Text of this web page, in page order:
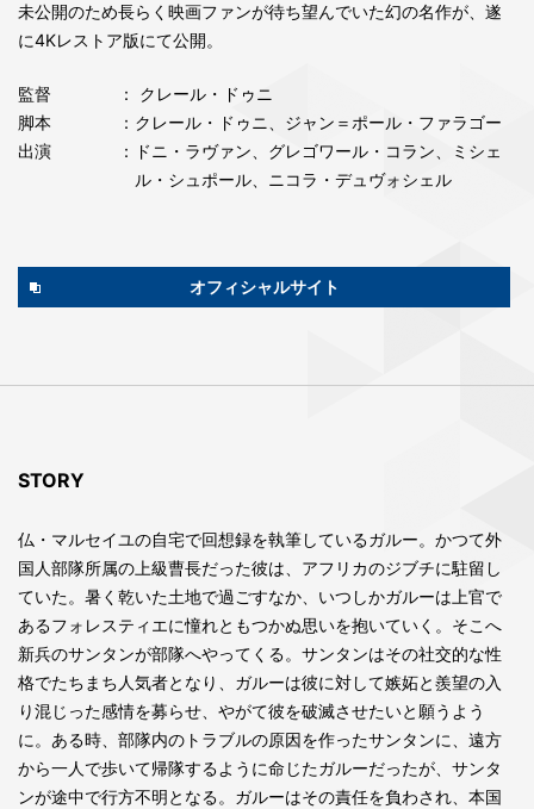
未公開のため長らく映画ファンが待ち望んでいた幻の名作が、遂
に4Kレストア版にて公開。
監督
： クレール・ドゥニ
脚本
：クレール・ドゥニ、ジャン＝ポール・ファラゴー
出演
：ドニ・ラヴァン、グレゴワール・コラン、ミシェ
ル・シュポール、ニコラ・デュヴォシェル
オフィシャルサイト
STORY
仏・マルセイユの自宅で回想録を執筆しているガルー。かつて外
国人部隊所属の上級曹長だった彼は、アフリカのジブチに駐留し
ていた。暑く乾いた土地で過ごすなか、いつしかガルーは上官で
あるフォレスティエに憧れともつかぬ思いを抱いていく。そこへ
新兵のサンタンが部隊へやってくる。サンタンはその社交的な性
格でたちまち人気者となり、ガルーは彼に対して嫉妬と羨望の入
り混じった感情を募らせ、やがて彼を破滅させたいと願うよう
に。ある時、部隊内のトラブルの原因を作ったサンタンに、遠方
から一人で歩いて帰隊するように命じたガルーだったが、サンタ
ンが途中で行方不明となる。ガルーはその責任を負わされ、本国